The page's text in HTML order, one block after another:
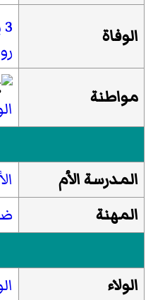
الوفاة 3 يناير
مواطنة
المدرسة الأم
المهنة
الولاء